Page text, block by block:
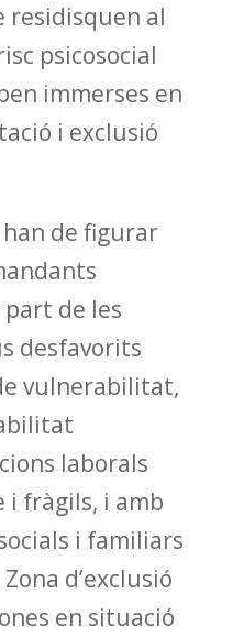
al
psicosocial
immerses en
i exclusió
de figurar
part de les
desfavorits
vulnerabilitat,
laborals
i fràgils, i amb
i familiars
d’exclusió
en situació